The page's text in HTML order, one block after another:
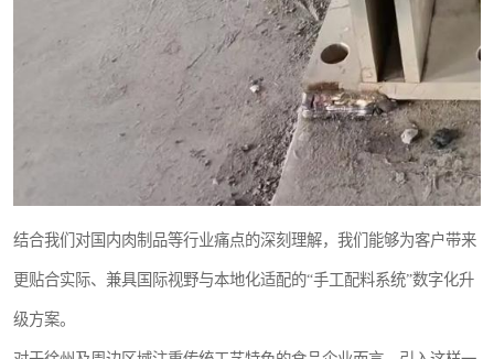
结合我们对国内肉制品等行业痛点的深刻理解，我们能够为客户带来
更贴合实际、兼具国际视野与本地化适配的“手工配料系统”数字化升
级方案。